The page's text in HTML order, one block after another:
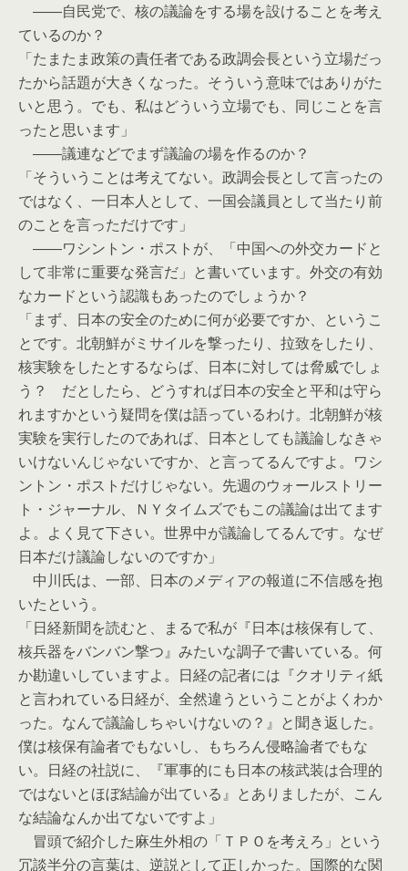
――自民党で、核の議論をする場を設けることを考え
ているのか？
「たまたま政策の責任者である政調会長という立場だっ
たから話題が大きくなった。そういう意味ではありがた
いと思う。でも、私はどういう立場でも、同じことを言
ったと思います」
――議連などでまず議論の場を作るのか？
「そういうことは考えてない。政調会長として言ったの
ではなく、一日本人として、一国会議員として当たり前
のことを言っただけです」
――ワシントン・ポストが、「中国への外交カードと
して非常に重要な発言だ」と書いています。外交の有効
なカードという認識もあったのでしょうか？
「まず、日本の安全のために何が必要ですか、というこ
とです。北朝鮮がミサイルを撃ったり、拉致をしたり、
核実験をしたとするならば、日本に対しては脅威でしょ
う？ だとしたら、どうすれば日本の安全と平和は守ら
れますかという疑問を僕は語っているわけ。北朝鮮が核
実験を実行したのであれば、日本としても議論しなきゃ
いけないんじゃないですか、と言ってるんですよ。ワシ
ントン・ポストだけじゃない。先週のウォールストリー
ト・ジャーナル、ＮＹタイムズでもこの議論は出てます
よ。よく見て下さい。世界中が議論してるんです。なぜ
日本だけ議論しないのですか」
中川氏は、一部、日本のメディアの報道に不信感を抱
いたという。
「日経新聞を読むと、まるで私が『日本は核保有して、
核兵器をバンバン撃つ』みたいな調子で書いている。何
か勘違いしていますよ。日経の記者には『クオリティ紙
と言われている日経が、全然違うということがよくわか
った。なんで議論しちゃいけないの？』と聞き返した。
僕は核保有論者でもないし、もちろん侵略論者でもな
い。日経の社説に、『軍事的にも日本の核武装は合理的
ではないとほぼ結論が出ている』とありましたが、こん
な結論なんか出てないですよ」
冒頭で紹介した麻生外相の「ＴＰＯを考えろ」という
冗談半分の言葉は、逆説として正しかった。国際的な関